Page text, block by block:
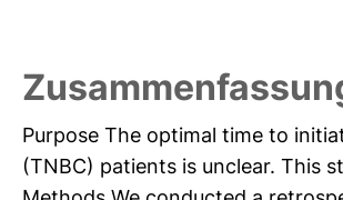
Purpose The optimal time to
(TNBC) patients is unclear. This